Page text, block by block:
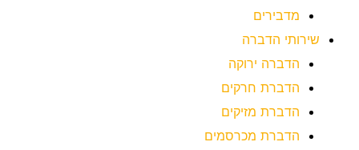
מדבירים
שירותי הדברה
הדברה ירוקה
הדברת חרקים
הדברת מזיקים
הדברת מכרסמים